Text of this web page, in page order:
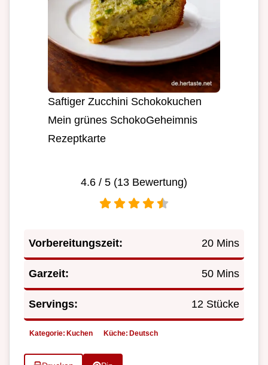
Saftiger Zucchini Schokokuchen
Mein grünes SchokoGeheimnis
Rezeptkarte
4.6 / 5 (13 Bewertung)
Vorbereitungszeit: 20 Mins
Garzeit: 50 Mins
Servings: 12 Stücke
Kategorie: Kuchen Küche: Deutsch